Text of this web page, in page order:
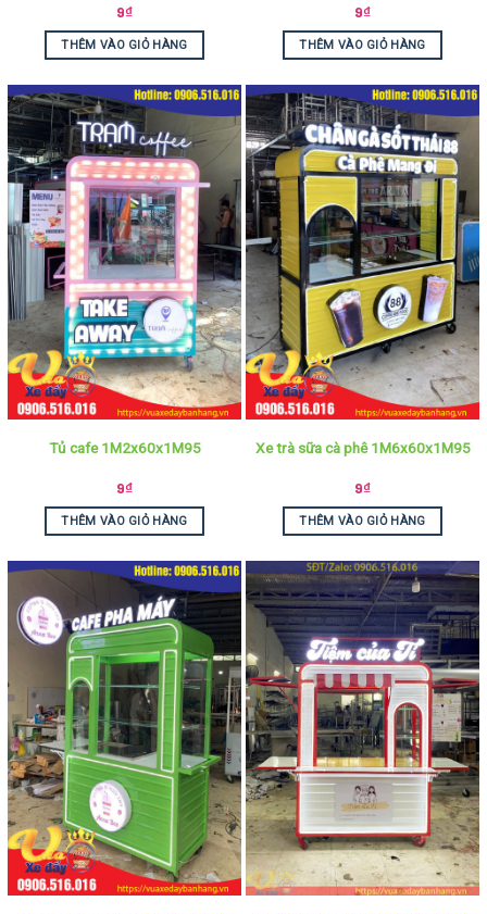
9₫
THÊM VÀO GIỎ HÀNG
9₫
THÊM VÀO GIỎ HÀNG
Tủ cafe 1M2x60x1M95
9₫
THÊM VÀO GIỎ HÀNG
Xe trà sữa cà phê 1M6x60x1M95
9₫
THÊM VÀO GIỎ HÀNG